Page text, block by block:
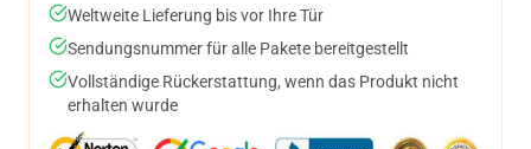
Weltweite Lieferung bis vor Ihre Tür
Sendungsnummer für alle Pakete bereitgestellt
Vollständige Rückerstattung, wenn das Produkt nicht
erhalten wurde